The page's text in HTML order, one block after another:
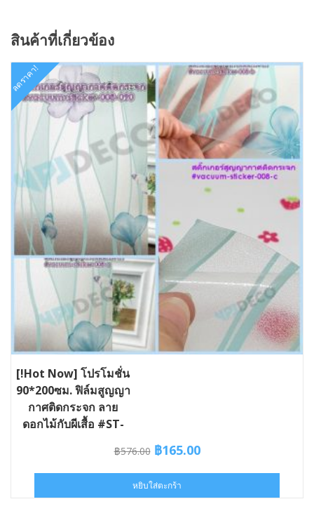
สินค้าที่เกี่ยวข้อง
ลดราคา!
[!Hot Now] โปรโมชั่น
90*200ซม. ฟิล์มสูญญา
กาศติดกระจก ลาย
ดอกไม้กับผีเสื้อ #ST-
฿576.00 Original
was:
฿165.00Current
หยิบใส่ตะกร้า